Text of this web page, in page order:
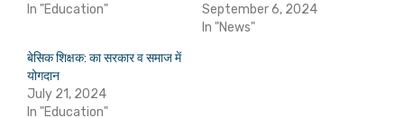
In "Education"
September 6, 2024
In "News"
बेसिक शिक्षक: का सरकार व समाज में
योगदान
July 21, 2024
In "Education"